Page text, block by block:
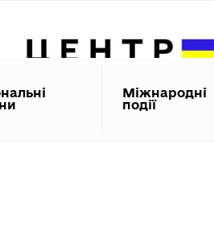
Міжнародні
події